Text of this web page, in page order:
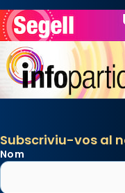
Subscriviu-vos al
Nom